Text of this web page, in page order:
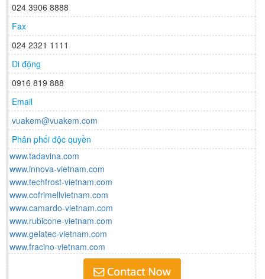
024 3906 8888
Fax
024 2321 1111
Di động
0916 819 888
Email
vuakem@vuakem.com
Phân phối độc quyền
www.tadavina.com
www.innova-vietnam.com
www.techfrost-vietnam.com
www.cofrimellvietnam.com
www.camardo-vietnam.com
www.rubicone-vietnam.com
www.gelatec-vietnam.com
www.fracino-vietnam.com